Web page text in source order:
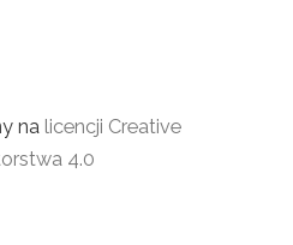
na licencji Creative
4.0